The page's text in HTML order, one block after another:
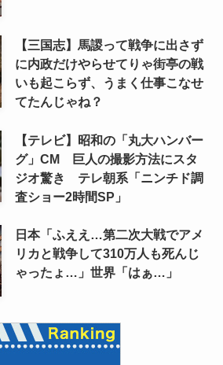
【三国志】馬謖って戦争に出さず
に内政だけやらせてりゃ街亭の戦
いも起こらず、うまく仕事こなせ
てたんじゃね？
【テレビ】昭和の「丸大ハンバー
グ」CM 巨人の撮影方法にスタ
ジオ驚き テレ朝系「ニンチド調
査ショー2時間SP」
日本「ふええ…第二次大戦でアメ
リカと戦争して310万人も死んじ
ゃったょ…」世界「はぁ…」